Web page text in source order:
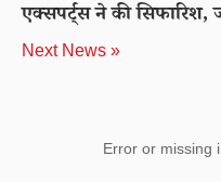
एक्सपर्ट्स ने की सिफारिश,
Next News »
Error or missing